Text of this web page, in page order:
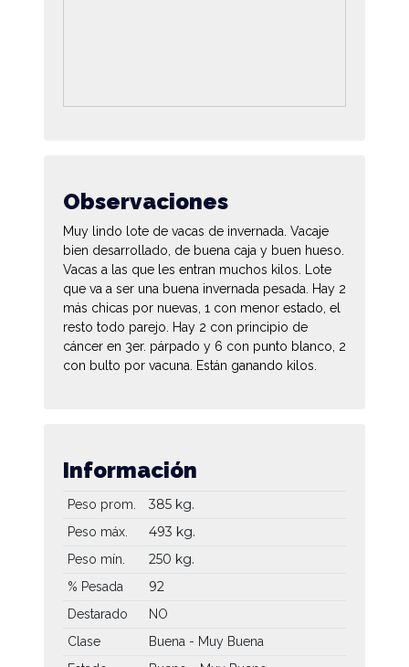
Observaciones
Muy lindo lote de vacas de invernada. Vacaje
bien desarrollado, de buena caja y buen hueso.
Vacas a las que les entran muchos kilos. Lote
que va a ser una buena invernada pesada. Hay 2
más chicas por nuevas, 1 con menor estado, el
resto todo parejo. Hay 2 con principio de
cáncer en 3er. párpado y 6 con punto blanco, 2
con bulto por vacuna. Están ganando kilos.
Información
Peso prom. 385 kg.
Peso máx. 493 kg.
Peso mín. 250 kg.
% Pesada 92
Destarado
NO
Clase
Buena - Muy Buena